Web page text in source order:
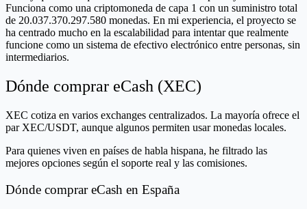
Funciona como una criptomoneda de capa 1 con un suministro total
de 20.037.370.297.580 monedas. En mi experiencia, el proyecto se
ha centrado mucho en la escalabilidad para intentar que realmente
funcione como un sistema de efectivo electrónico entre personas, sin
intermediarios.
Dónde comprar eCash (XEC)
XEC cotiza en varios exchanges centralizados. La mayoría ofrece el
par XEC/USDT, aunque algunos permiten usar monedas locales.
Para quienes viven en países de habla hispana, he filtrado las
mejores opciones según el soporte real y las comisiones.
Dónde comprar eCash en España